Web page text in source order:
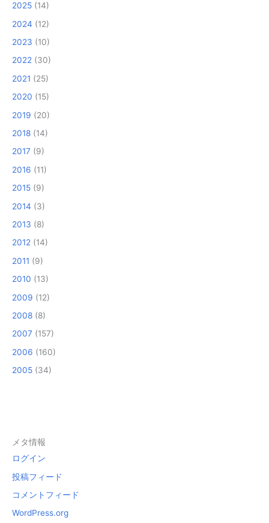
2025 (14)
2024 (12)
2023 (10)
2022 (30)
2021 (25)
2020 (15)
2019 (20)
2018 (14)
2017 (9)
2016 (11)
2015 (9)
2014 (3)
2013 (8)
2012 (14)
2011 (9)
2010 (13)
2009 (12)
2008 (8)
2007 (157)
2006 (160)
2005 (34)
メタ情報
ログイン
投稿フィード
コメントフィード
WordPress.org